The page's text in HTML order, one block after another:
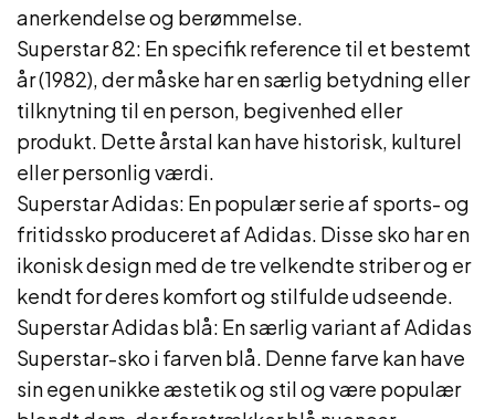
anerkendelse og berømmelse.
Superstar 82: En specifik reference til et bestemt
år (1982), der måske har en særlig betydning eller
tilknytning til en person, begivenhed eller
produkt. Dette årstal kan have historisk, kulturel
eller personlig værdi.
Superstar Adidas: En populær serie af sports- og
fritidssko produceret af Adidas. Disse sko har en
ikonisk design med de tre velkendte striber og er
kendt for deres komfort og stilfulde udseende.
Superstar Adidas blå: En særlig variant af Adidas
Superstar-sko i farven blå. Denne farve kan have
sin egen unikke æstetik og stil og være populær